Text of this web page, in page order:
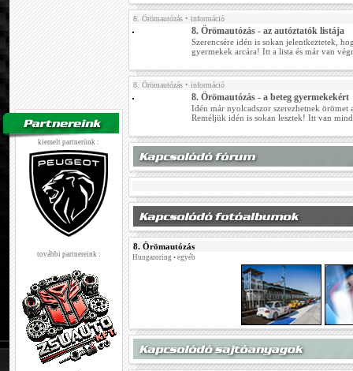
kiemelt partnerünk :
további partnereink :
8. Örömautózás • információ
8. Örömautózás - az autóztatók listája
Szerencsére idén is sokan jelentkeztetek,
gyermekek arcára! Itt a lista és már van
8. Örömautózás • információ
8. Örömautózás - a beteg gyermekekért
Idén már nyolcadszor szerezhetnek örömet
Reméljük idén is sokan lesztek! Itt van
8. Örömautózás
Hungaroring • egyéb